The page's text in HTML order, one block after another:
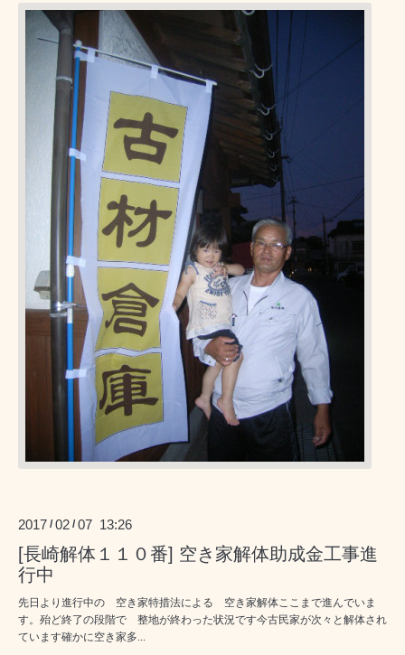
2017 /02 /07 13:26
[長崎解体１１０番] 空き家解体助成金工事進
行中
先日より進行中の 空き家特措法による 空き家解体ここまで進んでいま
す。殆ど終了の段階で 整地が終わった状況です今古民家が次々と解体され
ています確かに空き家多...